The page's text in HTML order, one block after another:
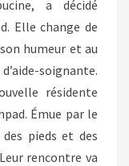
a décidé
Elle change de
humeur et au
soignante.
résidente
Émue par le
pieds et des
rencontre va